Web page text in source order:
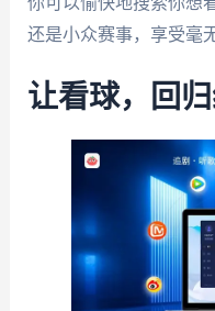
还是小众赛事，享受毫
让看球，回